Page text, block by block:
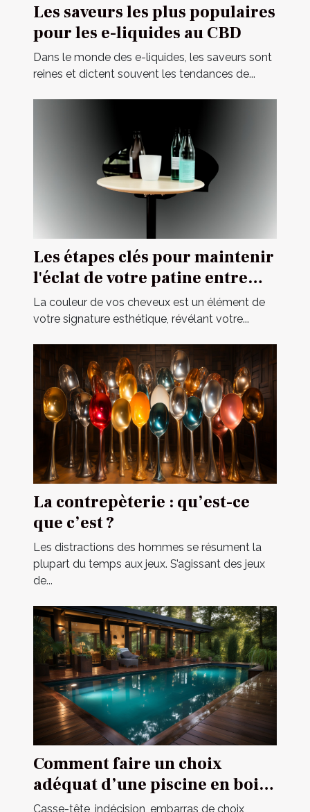
Les saveurs les plus populaires
pour les e-liquides au CBD
Dans le monde des e-liquides, les saveurs sont
reines et dictent souvent les tendances de...
Les étapes clés pour maintenir
l'éclat de votre patine entre
deux visites chez le coiffeur
La couleur de vos cheveux est un élément de
votre signature esthétique, révélant votre...
La contrepèterie : qu’est-ce
que c’est ?
Les distractions des hommes se résument la
plupart du temps aux jeux. S’agissant des jeux
de...
Comment faire un choix
adéquat d’une piscine en bois
en 2021 ?
Casse-tête, indécision, embarras de choix